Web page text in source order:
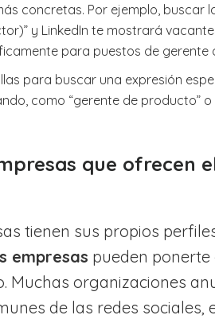
concretas. Por ejemplo, buscar
y LinkedIn te mostrará
para puestos de gerente
para buscar una expresión
como “gerente de producto”
que ofrecen
tienen sus propios
empresas pueden
Muchas organizaciones
de las redes sociales,